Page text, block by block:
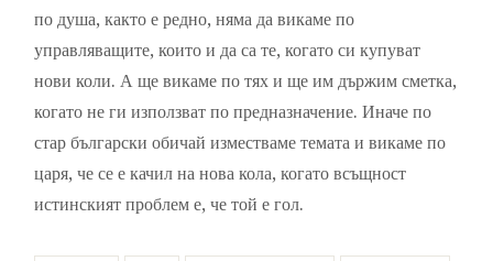
по душа, както е редно, няма да викаме по
управляващите, които и да са те, когато си купуват
нови коли. А ще викаме по тях и ще им държим сметка,
когато не ги използват по предназначение. Иначе по
стар български обичай изместваме темата и викаме по
царя, че се е качил на нова кола, когато всъщност
истинският проблем е, че той е гол.